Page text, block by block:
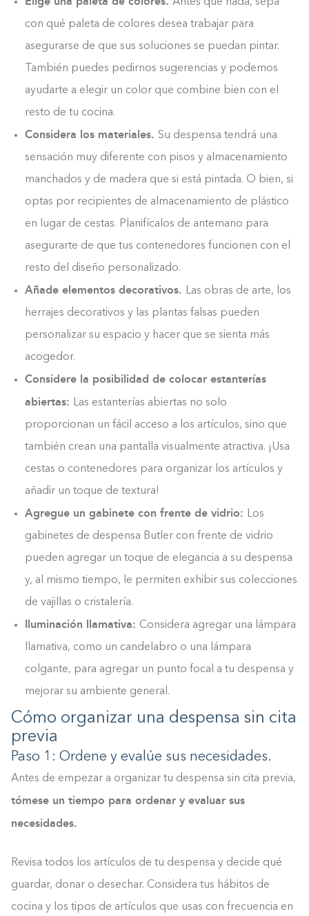
con qué paleta de colores desea trabajar para
asegurarse de que sus soluciones se puedan pintar.
También puedes pedirnos sugerencias y podemos
ayudarte a elegir un color que combine bien con el
resto de tu cocina.
Considera los materiales. Su despensa tendrá una
sensación muy diferente con pisos y almacenamiento
manchados y de madera que si está pintada. O bien, si
optas por recipientes de almacenamiento de plástico
en lugar de cestas. Planifícalos de antemano para
asegurarte de que tus contenedores funcionen con el
resto del diseño personalizado.
Añade elementos decorativos. Las obras de arte, los
herrajes decorativos y las plantas falsas pueden
personalizar su espacio y hacer que se sienta más
acogedor.
Considere la posibilidad de colocar estanterías
abiertas: Las estanterías abiertas no solo
proporcionan un fácil acceso a los artículos, sino que
también crean una pantalla visualmente atractiva. ¡Usa
cestas o contenedores para organizar los artículos y
añadir un toque de textura!
Agregue un gabinete con frente de vidrio: Los
gabinetes de despensa Butler con frente de vidrio
pueden agregar un toque de elegancia a su despensa
y, al mismo tiempo, le permiten exhibir sus colecciones
de vajillas o cristalería.
Iluminación llamativa: Considera agregar una lámpara
llamativa, como un candelabro o una lámpara
colgante, para agregar un punto focal a tu despensa y
mejorar su ambiente general.
Cómo organizar una despensa sin cita
previa
Paso 1: Ordene y evalúe sus necesidades.
Antes de empezar a organizar tu despensa sin cita previa,
tómese un tiempo para ordenar y evaluar sus
necesidades.
Revisa todos los artículos de tu despensa y decide qué
guardar, donar o desechar. Considera tus hábitos de
cocina y los tipos de artículos que usas con frecuencia en
0%